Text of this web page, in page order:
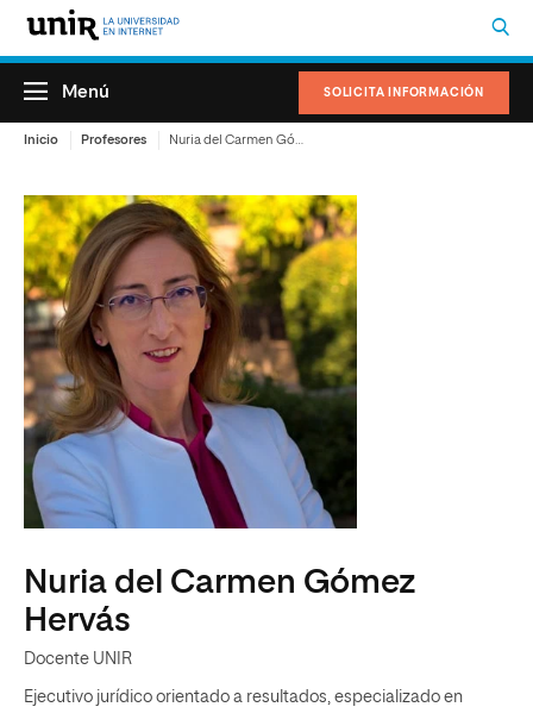
SOLICITA INFORMACIÓN
Menú
Inicio Profesores
Nuria del Carmen Gómez
Hervás
Docente UNIR
Ejecutivo jurídico orientado a resultados, especializado en